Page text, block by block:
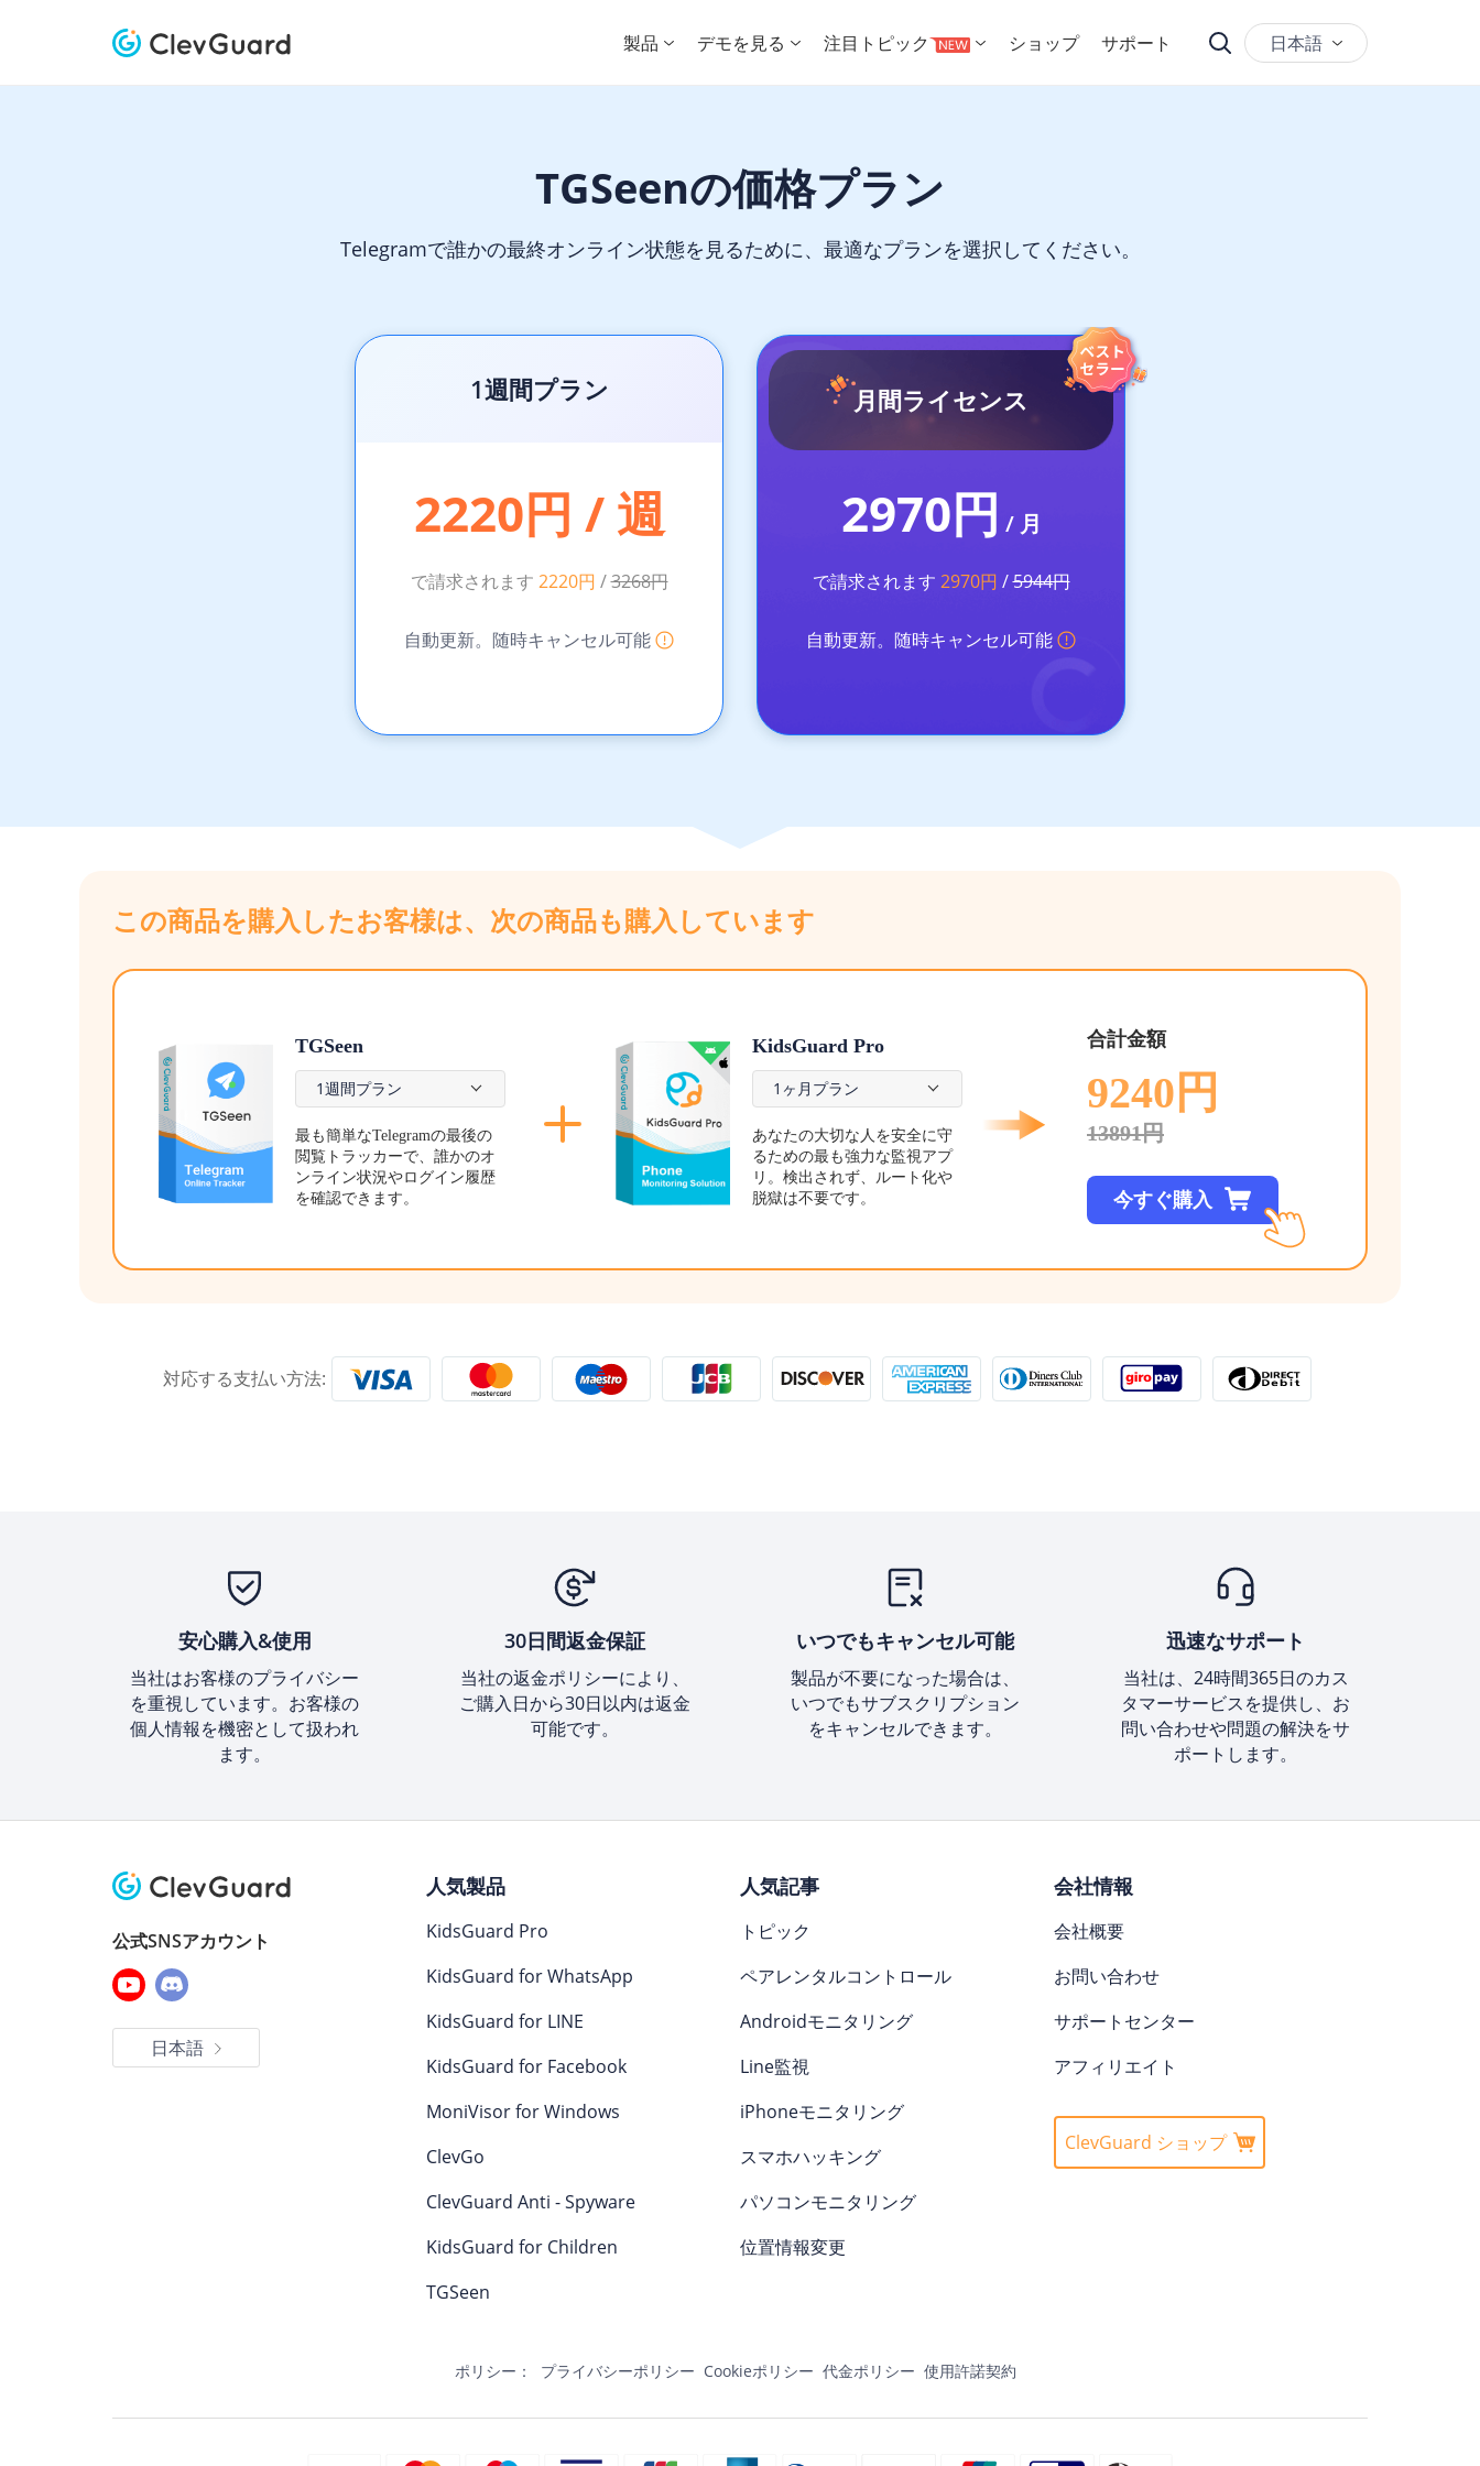
製品 デモを見る 注目トピック ショップ サポート 日本語
TGSeenの価格プラン
Telegramで誰かの最終オンライン状態を見るために、最適なプランを選択してください。
1週間プラン
2220円 / 週
で請求されます 2220円 /3268円
自動更新。随時キャンセル可能
月間ライセンス
2970円 / 月
で請求されます 2970円 /5944円
自動更新。随時キャンセル可能
この商品を購入したお客様は、次の商品も購入しています
TGSeen
1週間プラン
最も簡単なTelegramの最後の
閲覧トラッカーで、誰かのオ
ンライン状況やログイン履歴
を確認できます。
KidsGuard Pro
1ヶ月プラン
あなたの大切な人を安全に守
るための最も強力な監視アプ
リ。検出されず、ルート化や
脱獄は不要です。
合計金額
9240円
13891円
今すぐ購入
対応する支払い方法:
安心購入&使用
当社はお客様のプライバシー
を重視しています。お客様の
個人情報を機密として扱われ
ます。
30日間返金保証
当社の返金ポリシーにより、
ご購入日から30日以内は返金
可能です。
いつでもキャンセル可能
製品が不要になった場合は、
いつでもサブスクリプション
をキャンセルできます。
迅速なサポート
当社は、24時間365日のカス
タマーサービスを提供し、お
問い合わせや問題の解決をサ
ポートします。
公式SNSアカウント
日本語
人気製品
KidsGuard Pro
KidsGuard for WhatsApp
KidsGuard for LINE
KidsGuard for Facebook
MoniVisor for Windows
ClevGo
ClevGuard Anti - Spyware
KidsGuard for Children
TGSeen
人気記事
トピック
ペアレンタルコントロール
Androidモニタリング
Line監視
iPhoneモニタリング
スマホハッキング
パソコンモニタリング
位置情報変更
会社情報
会社概要
お問い合わせ
サポートセンター
アフィリエイト
ClevGuard ショップ
ポリシー： プライバシーポリシー Cookieポリシー 代金ポリシー 使用許諾契約